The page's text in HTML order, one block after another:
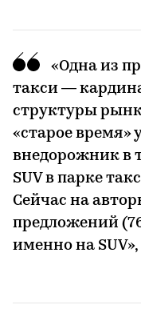
«Одна из
такси —
структуры
«старое время»
внедорожник в
SUV в парке
Сейчас на
предложений
именно на